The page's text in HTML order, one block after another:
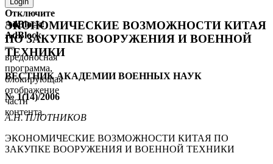
Отключите
AdBlock!
AdBlock
—
вредоносная
программа,
блокирующая
отображение
части
контента.
ЭКОНОМИЧЕСКИЕ ВОЗМОЖНОСТИ КИТАЯ
ПО ЗАКУПКЕ ВООРУЖЕНИЯ И ВОЕННОЙ
ТЕХНИКИ
ВЕСТНИК АКАДЕМИИ ВОЕННЫХ НАУК
№ 1(14)/2006
А.Н. ПЛОТНИКОВ
ЭКОНОМИЧЕСКИЕ ВОЗМОЖНОСТИ КИТАЯ ПО
ЗАКУПКЕ ВООРУЖЕНИЯ И ВОЕННОЙ ТЕХНИКИ